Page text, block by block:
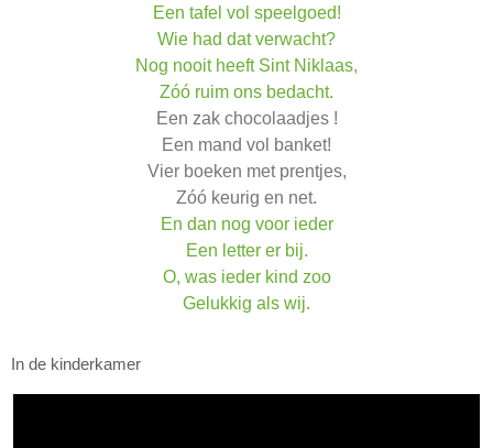
Een tafel vol speelgoed!
Wie had dat verwacht?
Nog nooit heeft Sint Niklaas,
Zóó ruim ons bedacht.
Een zak chocolaadjes !
Een mand vol banket!
Vier boeken met prentjes,
Zóó keurig en net.
En dan nog voor ieder
Een letter er bij.
O, was ieder kind zoo
Gelukkig als wij.
In de kinderkamer